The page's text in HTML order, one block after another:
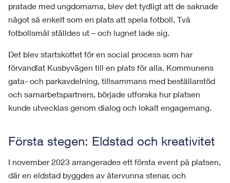
pratade med ungdomarna, blev det tydligt att de saknade
något så enkelt som en plats att spela fotboll. Två
fotbollsmål ställdes ut – och lugnet lade sig.
Det blev startskottet för en social process som har
förvandlat Kusbyvägen till en plats för alla. Kommunens
gata- och parkavdelning, tillsammans med beställarstöd
och samarbetspartners, började utforska hur platsen
kunde utvecklas genom dialog och lokalt engagemang.
Första stegen: Eldstad och kreativitet
I november 2023 arrangerades ett första event på platsen,
där en eldstad byggdes av återvunna stenar, och